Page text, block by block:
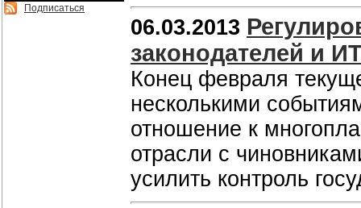
Подписаться
06.03.2013
законодателей и
Конец февраля
несколькими
отношение к
отрасли с
усилить контроль